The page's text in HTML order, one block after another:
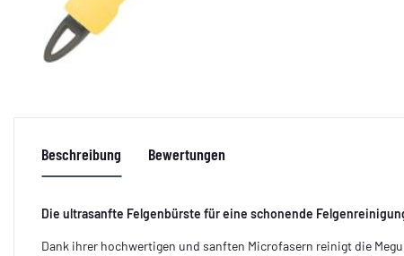
Beschreibung Bewertungen
Die ultrasanfte Felgenbürste für eine schonende
Dank ihrer hochwertigen und sanften Microfasern reinigt die